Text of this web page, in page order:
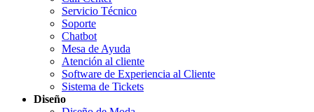
Servicio Técnico
Soporte
Chatbot
Mesa de Ayuda
Atención al cliente
Software de Experiencia al Cliente
Sistema de Tickets
Diseño